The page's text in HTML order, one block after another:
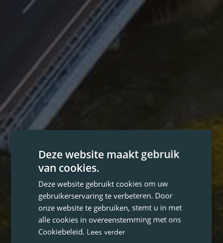
Deze website maakt gebruik
van cookies.
Deze website gebruikt cookies om uw
gebruikerservaring te verbeteren. Door
onze website te gebruiken, stemt u in met
alle cookies in overeenstemming met ons
Cookiebeleid. Lees verder